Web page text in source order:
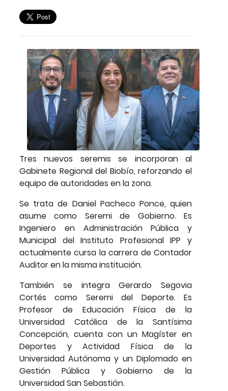
Tres nuevos seremis se incorporan al
Gabinete Regional del Biobío, reforzando el
equipo de autoridades en la zona.
Se trata de Daniel Pacheco Ponce, quien
asume como Seremi de Gobierno. Es
Ingeniero en Administración Pública y
Municipal del Instituto Profesional IPP y
actualmente cursa la carrera de Contador
Auditor en la misma institución.
También se integra Gerardo Segovia
Cortés como Seremi del Deporte. Es
Profesor de Educación Física de la
Universidad Católica de la Santísima
Concepción, cuenta con un Magíster en
Deportes y Actividad Física de la
Universidad Autónoma y un Diplomado en
Gestión Pública y Gobierno de la
Universidad San Sebastián.